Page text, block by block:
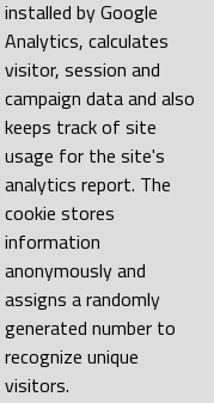
installed by Google
Analytics, calculates
visitor, session and
campaign data and also
keeps track of site
usage for the site's
analytics report. The
cookie stores
information
anonymously and
assigns a randomly
generated number to
recognize unique
visitors.